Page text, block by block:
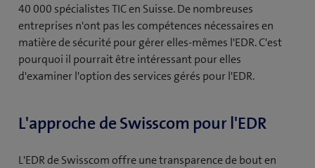
40 000 spécialistes TIC en Suisse. De nombreuses
entreprises n'ont pas les compétences nécessaires en
matière de sécurité pour gérer elles-mêmes l'EDR. C'est
pourquoi il pourrait être intéressant pour elles
d'examiner l'option des services gérés pour l'EDR.
L'approche de Swisscom pour l'EDR
L'EDR de Swisscom offre une transparence de bout en